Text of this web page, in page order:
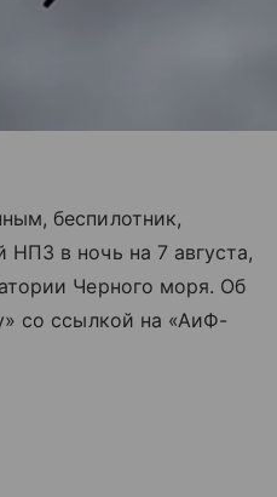
беспилотник,
в ночь на 7 августа,
Черного моря. Об
со ссылкой на «АиФ-